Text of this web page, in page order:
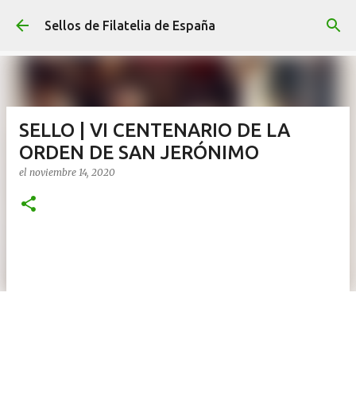
Ir al contenido principal
Sellos de Filatelia de España
SELLO | VI CENTENARIO DE LA
ORDEN DE SAN JERÓNIMO
el noviembre 14, 2020